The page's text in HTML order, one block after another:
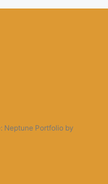
Neptune Portfolio by